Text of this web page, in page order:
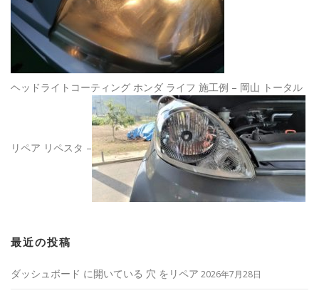
ヘッドライトコーティング ホンダ ライフ 施工例 – 岡山 トータル
リペア リペスタ –
最近の投稿
ダッシュボード に開いている 穴 をリペア 2026年7月28日